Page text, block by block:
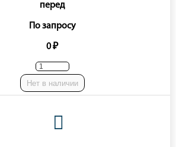
перед
По запросу
0 ₽
Нет в наличии